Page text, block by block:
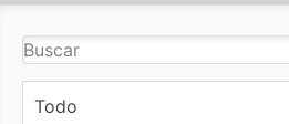
Todo